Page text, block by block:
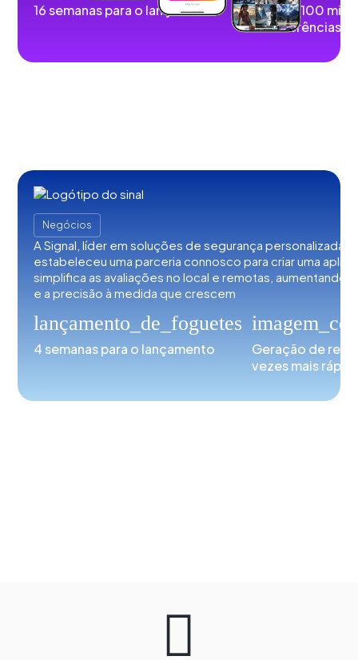
16 semanas para o lançamento
Mais de 100 mil
transferências
Negócios
A Signal, líder em soluções de segurança personalizadas,
estabeleceu uma parceria connosco para criar uma
simplifica as avaliações no local e remotas, aumentando
e a precisão à medida que crescem
lançamento_de_foguetes
4 semanas para o lançamento
Geração de
vezes mais
